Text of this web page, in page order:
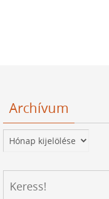
Archívum
Archívum